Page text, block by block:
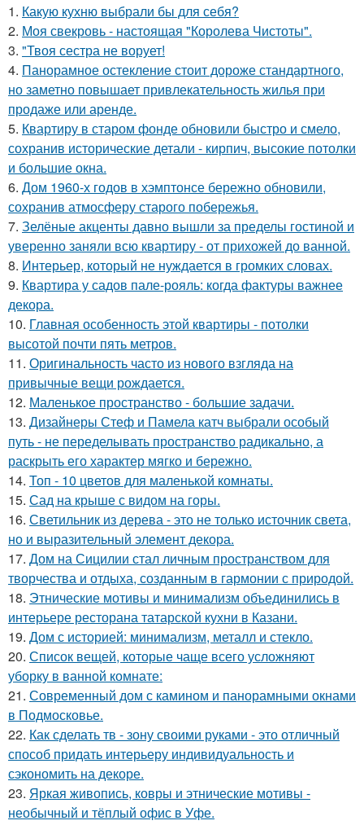
1. Какую кухню выбрали бы для себя?
2. Моя свекровь - настоящая "Королева Чистоты".
3. "Твоя сестра не ворует!
4. Панорамное остекление стоит дороже стандартного,
но заметно повышает привлекательность жилья при
продаже или аренде.
5. Квартиру в старом фонде обновили быстро и смело,
сохранив исторические детали - кирпич, высокие потолки
и большие окна.
6. Дом 1960-х годов в хэмптонсе бережно обновили,
сохранив атмосферу старого побережья.
7. Зелёные акценты давно вышли за пределы гостиной и
уверенно заняли всю квартиру - от прихожей до ванной.
8. Интерьер, который не нуждается в громких словах.
9. Квартира у садов пале-рояль: когда фактуры важнее
декора.
10. Главная особенность этой квартиры - потолки
высотой почти пять метров.
11. Оригинальность часто из нового взгляда на
привычные вещи рождается.
12. Маленькое пространство - большие задачи.
13. Дизайнеры Стеф и Памела катч выбрали особый
путь - не переделывать пространство радикально, а
раскрыть его характер мягко и бережно.
14. Топ - 10 цветов для маленькой комнаты.
15. Сад на крыше с видом на горы.
16. Светильник из дерева - это не только источник света,
но и выразительный элемент декора.
17. Дом на Сицилии стал личным пространством для
творчества и отдыха, созданным в гармонии с природой.
18. Этнические мотивы и минимализм объединились в
интерьере ресторана татарской кухни в Казани.
19. Дом с историей: минимализм, металл и стекло.
20. Список вещей, которые чаще всего усложняют
уборку в ванной комнате:
21. Современный дом с камином и панорамными окнами
в Подмосковье.
22. Как сделать тв - зону своими руками - это отличный
способ придать интерьеру индивидуальность и
сэкономить на декоре.
23. Яркая живопись, ковры и этнические мотивы -
необычный и тёплый офис в Уфе.